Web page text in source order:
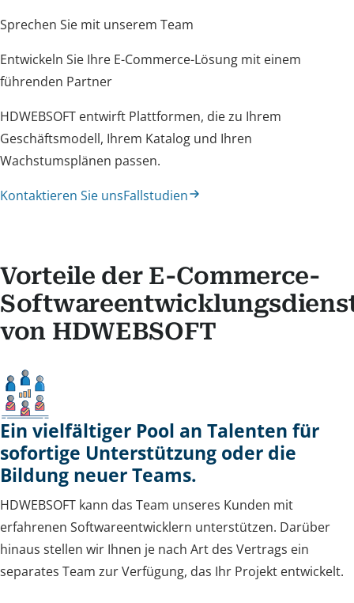
Sprechen Sie mit unserem Team
Entwickeln Sie Ihre E-Commerce-Lösung mit einem
führenden Partner
HDWEBSOFT entwirft Plattformen, die zu Ihrem
Geschäftsmodell, Ihrem Katalog und Ihren
Wachstumsplänen passen.
Kontaktieren Sie unsFallstudien
Vorteile der E-Commerce-
von HDWEBSOFT
Ein vielfältiger Pool an Talenten für
sofortige Unterstützung oder die
Bildung neuer Teams.
HDWEBSOFT kann das Team unseres Kunden mit
erfahrenen Softwareentwicklern unterstützen. Darüber
hinaus stellen wir Ihnen je nach Art des Vertrags ein
separates Team zur Verfügung, das Ihr Projekt entwickelt.